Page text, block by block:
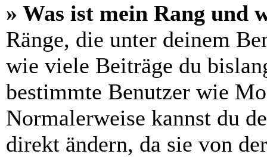
» Was ist mein Rang und
Ränge, die unter deinem
wie viele Beiträge du
bestimmte Benutzer wie
Normalerweise kannst du
direkt ändern, da sie von